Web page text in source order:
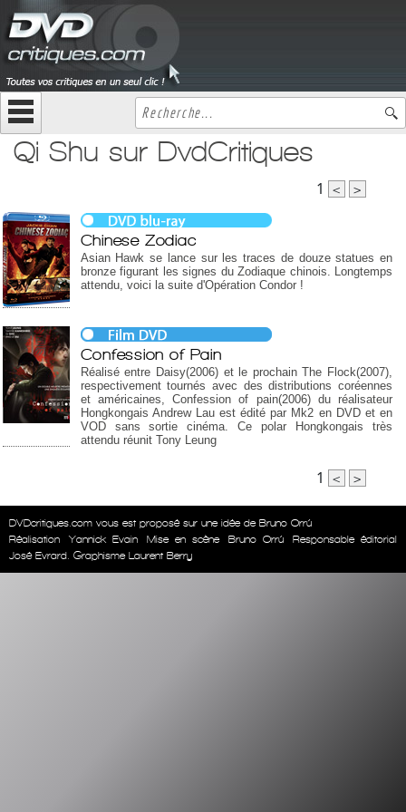
Qi Shu sur DvdCritiques
1 < >
Chinese Zodiac
Asian Hawk se lance sur les traces de douze statues en
bronze figurant les signes du Zodiaque chinois. Longtemps
attendu, voici la suite d'Opération Condor !
Confession of Pain
Réalisé entre Daisy(2006) et le prochain The Flock(2007),
respectivement tournés avec des distributions coréennes
et américaines, Confession of pain(2006) du réalisateur
Hongkongais Andrew Lau est édité par Mk2 en DVD et en
VOD sans sortie cinéma. Ce polar Hongkongais très
attendu réunit Tony Leung
1 < >
DVDcritiques.com vous est proposé sur une idée de Bruno Orrú
Réalisation
Yannick Evain Mise en scène Bruno Orrú
Responsable éditorial
José Evrard. Graphisme Laurent Berry